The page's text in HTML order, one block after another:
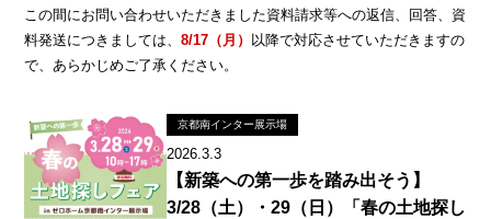
この間にお問い合わせいただきました資料請求等への返信、回答、資
料発送につきましては、8/17（月）
以降で対応させていただきますの
で、あらかじめご了承ください。
京都南インター展示場
2026.3.3
【新築への第一歩を踏み出そう】
3/28（土）・29（日）「春の土地探し